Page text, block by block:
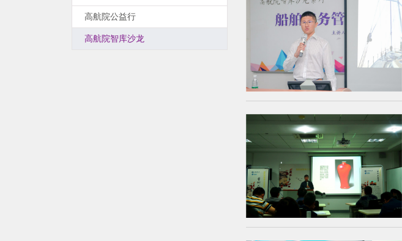
高航院公益行
高航院智库沙龙